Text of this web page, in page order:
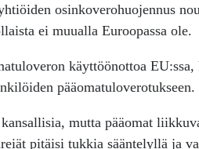
osinkoverohuojennus
ei muualla Euroopassa ole.
käyttöönottoa EU:ssa,
pääomatuloverotukseen.
mutta pääomat
pitäisi tukkia sääntelyllä ja